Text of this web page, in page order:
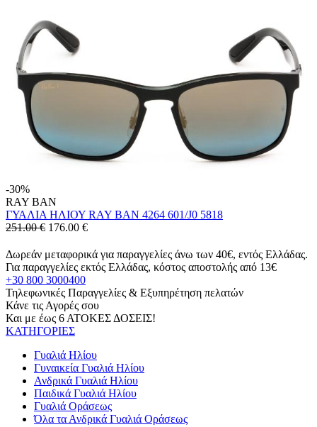
-30%
RAY BAN
ΓΥΑΛΙΑ ΗΛΙΟΥ RAY BAN 4264 601/J0 5818
251.00 € 176.00 €
Δωρεάν μεταφορικά για παραγγελίες άνω των 40€, εντός Ελλάδας.
Για παραγγελίες εκτός Ελλάδας, κόστος αποστολής από 13€
+30 800 3000400
Τηλεφωνικές Παραγγελίες & Εξυπηρέτηση πελατών
Κάνε τις Αγορές σου
Και με έως 6 ΑΤΟΚΕΣ ΔΟΣΕΙΣ!
ΚΑΤΗΓΟΡΙΕΣ
Γυαλιά Ηλίου
Γυναικεία Γυαλιά Ηλίου
Ανδρικά Γυαλιά Ηλίου
Παιδικά Γυαλιά Ηλίου
Γυαλιά Οράσεως
Όλα τα Ανδρικά Γυαλιά Οράσεως